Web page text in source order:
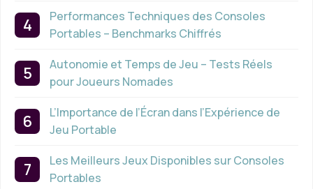
Performances Techniques des Consoles
Portables – Benchmarks Chiffrés
Autonomie et Temps de Jeu – Tests Réels
pour Joueurs Nomades
L’Importance de l’Écran dans l’Expérience de
Jeu Portable
Les Meilleurs Jeux Disponibles sur Consoles
Portables